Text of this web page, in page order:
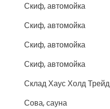
Скиф, автомойка
Скиф, автомойка
Скиф, автомойка
Скиф, автомойка
Склад Хаус Холд Трейд
Сова, сауна